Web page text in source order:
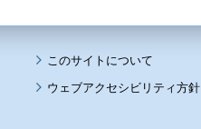
このサイトについて
ウェブアクセシビリティ方針